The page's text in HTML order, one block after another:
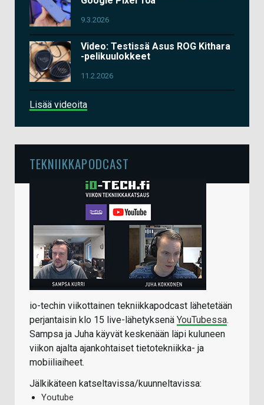
9.3.2026
Video: Testissä Asus ROG Kithara
-pelikuulokkeet
11.2.2026
Lisää videoita
TEKNIIKKAPODCAST
io-techin viikottainen tekniikkapodcast lähetetään
perjantaisin klo 15 live-lähetyksenä YouTubessa.
Sampsa ja Juha käyvät keskenään läpi kuluneen
viikon ajalta ajankohtaiset tietotekniikka- ja
mobiiliaiheet.
Jälkikäteen katseltavissa/kuunneltavissa:
Youtube